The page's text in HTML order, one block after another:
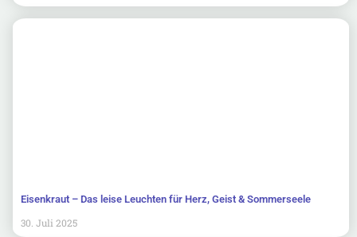
Eisenkraut – Das leise Leuchten für Herz, Geist & Sommerseele
30. Juli 2025